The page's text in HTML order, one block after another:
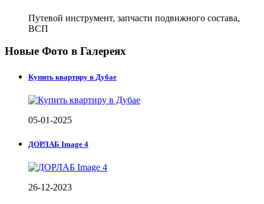
Путевой инструмент, запчасти подвижного состава,
ВСП
Новые Фото в Галереях
Купить квартиру в Дубае
05-01-2025
ДОРЛАБ Image 4
26-12-2023